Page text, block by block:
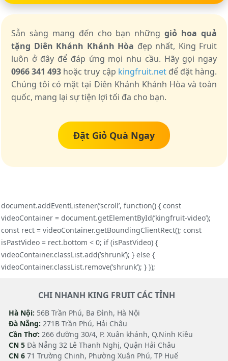
Sẵn sàng mang đến cho bạn nhữnggiỏ hoa quả
tặng Diên Khánh Khánh Hòa đẹp nhất, King Fruit
luôn ở đây để đáp ứng mọi nhu cầu. Hãy gọi ngay
0966 341 493 hoặc truy cập kingfruit.netđể đặt hàng.
Chúng tôi có mặt tại Diên Khánh Khánh Hòa và toàn
quốc, mang lại sự tiện lợi tối đa cho bạn.
Đặt Giỏ Quà Ngay
document.addEventListener(’scroll’, function() { const
videoContainer = document.getElementById(’kingfruit-video’);
const rect = videoContainer.getBoundingClientRect(); const
isPastVideo = rect.bottom < 0; if (isPastVideo) {
videoContainer.classList.add(’shrunk’); } else {
videoContainer.classList.remove(’shrunk’); } });
CHI NHANH KING FRUIT CÁC TỈNH
Hà Nội: 56B Trần Phú, Ba Đình, Hà Nội
Đà Nẵng: 271B Trần Phú, Hải Châu
Cần Thơ: 266 đường 30/4, P. Xuân khánh, Q.Ninh Kiều
CN 5 Đà Nẵng 32 Lê Thanh Nghị, Quận Hải Châu
CN 6 71 Trường Chinh, Phường Xuân Phú, TP Huế